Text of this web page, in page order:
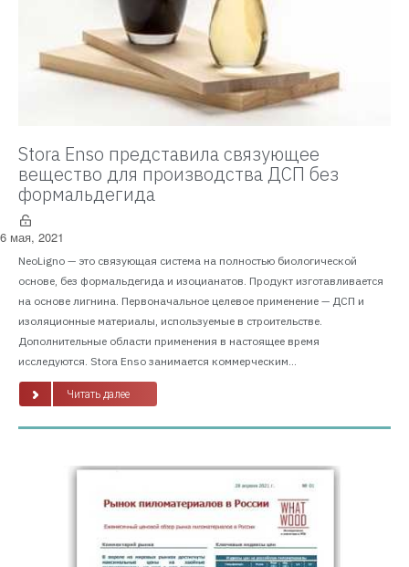
Stora Enso представила связующее
вещество для производства ДСП без
формальдегида
6 мая, 2021
NeoLigno — это связующая система на полностью биологической
основе, без формальдегида и изоцианатов. Продукт изготавливается
на основе лигнина. Первоначальное целевое применение — ДСП и
изоляционные материалы, используемые в строительстве.
Дополнительные области применения в настоящее время
исследуются. Stora Enso занимается коммерческим...
Читать далее